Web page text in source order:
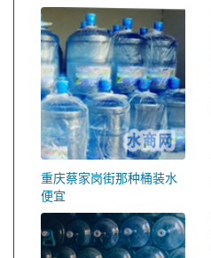
重庆蔡家岗街那种桶装水
便宜